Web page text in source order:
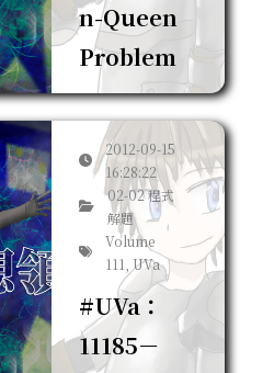
n-Queen
Problem
2012-09-15
16:28:22
02-02 程式
解題
Volume
111, UVa
#UVa：
11185－